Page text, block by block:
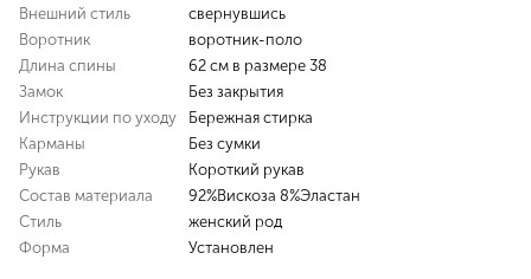
Внешний стиль
свернувшись
Воротник
воротник-поло
Длина спины
62 см в размере 38
Замок
Без закрытия
Инструкции по уходу
Бережная стирка
Карманы
Без сумки
Рукав
Короткий рукав
Состав материала
92%Вискоза 8%Эластан
Стиль
женский род
Форма
Установлен